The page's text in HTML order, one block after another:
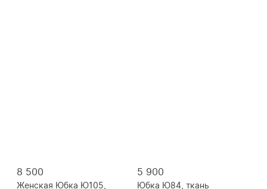
8 500
Женская Юбка Ю105,
5 900
Юбка Ю84, ткань